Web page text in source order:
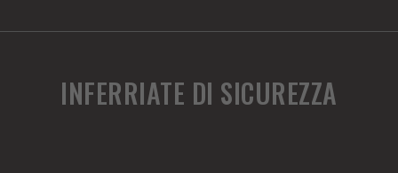
INFERRIATE DI SICUREZZA